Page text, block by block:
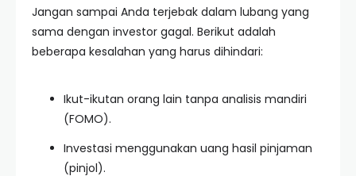
Jangan sampai Anda terjebak dalam lubang yang
sama dengan investor gagal. Berikut adalah
beberapa kesalahan yang harus dihindari:
Ikut-ikutan orang lain tanpa analisis mandiri
(FOMO).
Investasi menggunakan uang hasil pinjaman
(pinjol).